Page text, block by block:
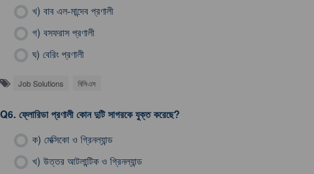
খ) বাব এল-মান্দেব প্রণালী
গ) বসফরাস প্রণালী
ঘ) বেরিং প্রণালী
Job Solutions বিসিএস
Q6. ফ্লোরিডা প্রণালী কোন দুটি সাগরকে যুক্ত করেছে?
ক) মেক্সিকো ও গ্রিনল্যান্ড
খ) উত্তর আটলান্টিক ও গ্রিনল্যান্ড